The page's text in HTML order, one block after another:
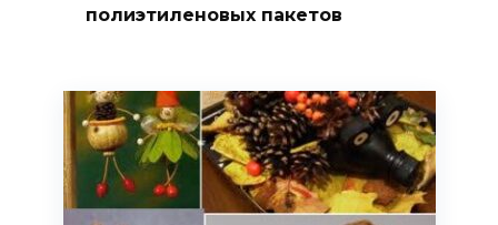
полиэтиленовых пакетов